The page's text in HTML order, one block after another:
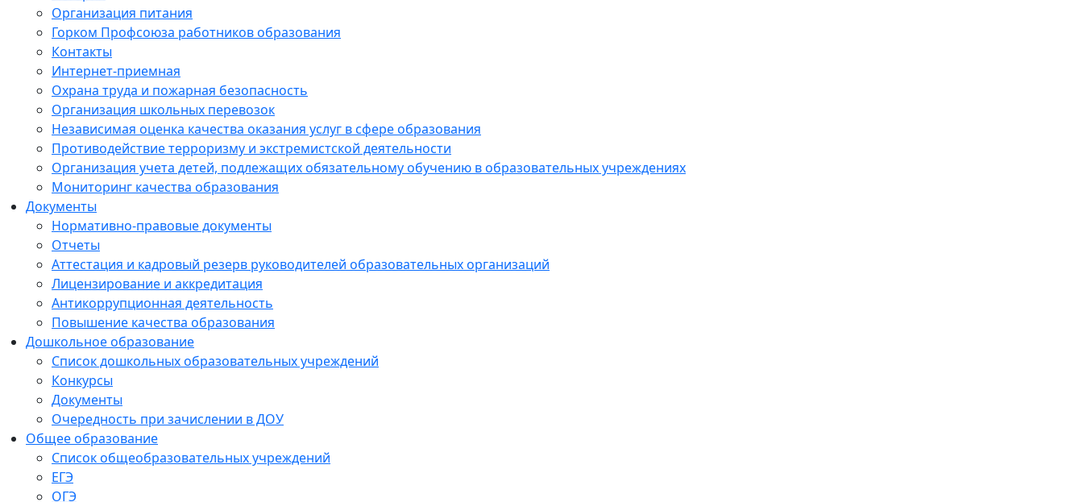
Организация питания
Горком Профсоюза работников образования
Контакты
Интернет-приемная
Охрана труда и пожарная безопасность
Организация школьных перевозок
Независимая оценка качества оказания услуг в сфере образования
Противодействие терроризму и экстремистской деятельности
Организация учета детей, подлежащих обязательному обучению в образовательных учреждениях
Мониторинг качества образования
Документы
Нормативно-правовые документы
Отчеты
Аттестация и кадровый резерв руководителей образовательных организаций
Лицензирование и аккредитация
Антикоррупционная деятельность
Повышение качества образования
Дошкольное образование
Список дошкольных образовательных учреждений
Конкурсы
Документы
Очередность при зачислении в ДОУ
Общее образование
Список общеобразовательных учреждений
ЕГЭ
ОГЭ